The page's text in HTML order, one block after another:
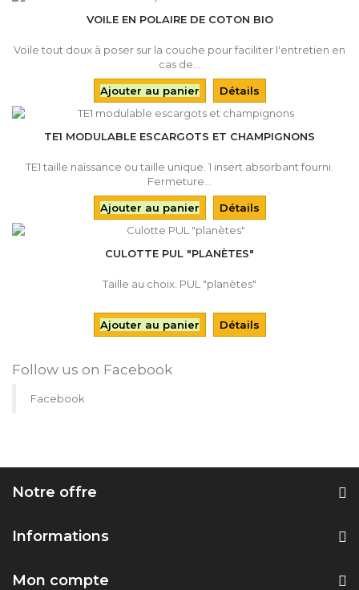
VOILE EN POLAIRE DE COTON BIO
Voile tout doux à poser sur la couche pour faciliter l'entretien en
cas de...
Ajouter au panier Détails
TE1 MODULABLE ESCARGOTS ET CHAMPIGNONS
TE1 taille naissance ou taille unique. 1 insert absorbant fourni.
Fermeture...
Ajouter au panier Détails
CULOTTE PUL "PLANÈTES"
Taille au choix. PUL "planètes"
Ajouter au panier Détails
Follow us on Facebook
Facebook
Notre offre
Informations
Mon compte